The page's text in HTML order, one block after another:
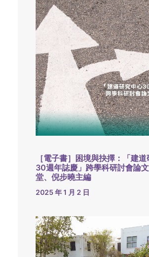
［電子書］困境與抉擇：「建
30週年誌慶」跨學科研討會論
堂、倪步曉主編
2025 年 1 月 2 日